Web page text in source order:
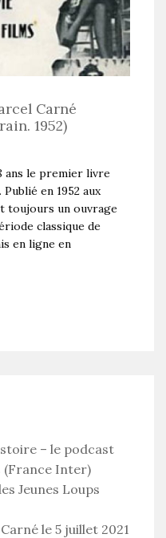
Carné
1952)
ans le premier livre
en 1952 aux
toujours un ouvrage
classique de
en ligne en
– le podcast
(France Inter)
Jeunes Loups
le 5 juillet 2021